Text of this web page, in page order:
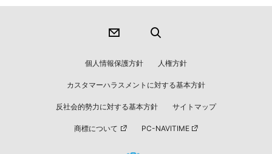
個人情報保護方針 人権方針
カスタマーハラスメントに対する基本方針
反社会的勢力に対する基本方針 サイトマップ
商標について PC-NAVITIME